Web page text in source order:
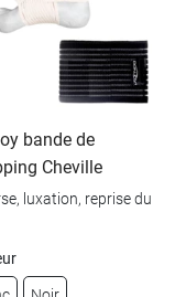
l'
bande de
Cheville
luxation, reprise du